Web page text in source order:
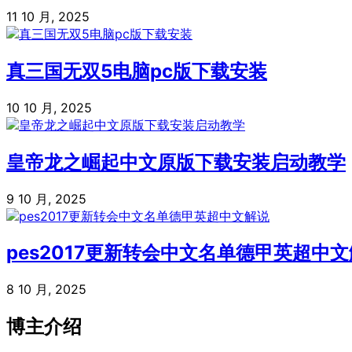
11 10 月, 2025
真三国无双5电脑pc版下载安装
10 10 月, 2025
皇帝龙之崛起中文原版下载安装启动教学
9 10 月, 2025
pes2017更新转会中文名单德甲英超中
8 10 月, 2025
博主介绍